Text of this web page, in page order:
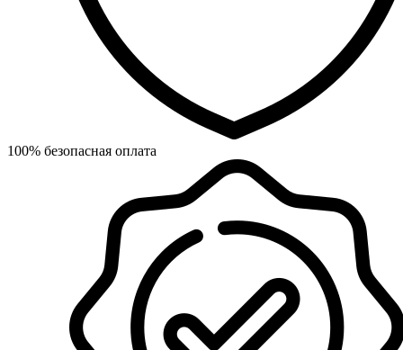
100% безопасная оплата